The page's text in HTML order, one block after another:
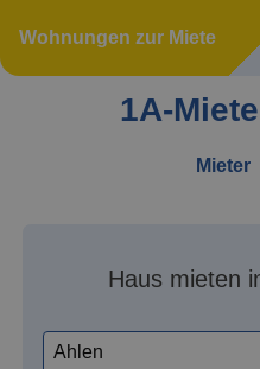
Wohnungen zur Miete
1A-
Mieter
Haus mieten